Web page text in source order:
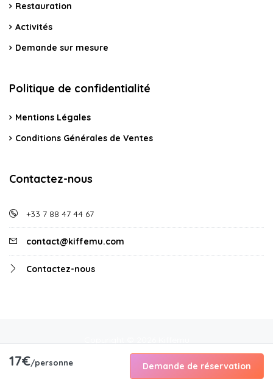
17€/personne Demande de réservation
Restauration
Activités
Demande sur mesure
Politique de confidentialité
Mentions Légales
Conditions Générales de Ventes
Contactez-nous
+33 7 88 47 44 67
contact@kiffemu.com
Contactez-nous